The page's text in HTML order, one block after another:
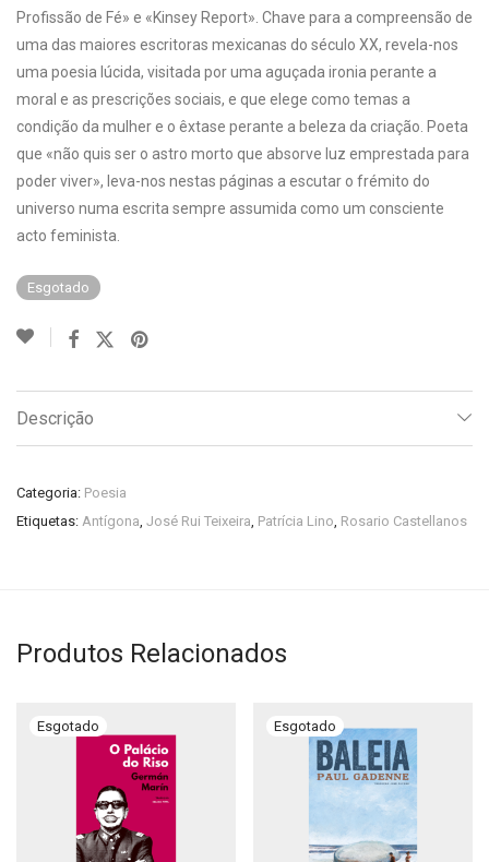
Profissão de Fé» e «Kinsey Report». Chave para a compreensão de
uma das maiores escritoras mexicanas do século XX, revela-nos
uma poesia lúcida, visitada por uma aguçada ironia perante a
moral e as prescrições sociais, e que elege como temas a
condição da mulher e o êxtase perante a beleza da criação. Poeta
que «não quis ser o astro morto que absorve luz emprestada para
poder viver», leva-nos nestas páginas a escutar o frémito do
universo numa escrita sempre assumida como um consciente
acto feminista.
Esgotado
Descrição
Categoria: Poesia
Etiquetas: Antígona, José Rui Teixeira, Patrícia Lino, Rosario Castellanos
Produtos Relacionados